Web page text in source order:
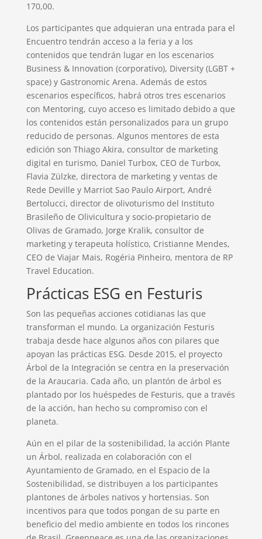
170,00.
Los participantes que adquieran una entrada para el
Encuentro tendrán acceso a la feria y a los
contenidos que tendrán lugar en los escenarios
Business & Innovation (corporativo), Diversity (LGBT +
space) y Gastronomic Arena. Además de estos
escenarios específicos, habrá otros tres escenarios
con Mentoring, cuyo acceso es limitado debido a que
los contenidos están personalizados para un grupo
reducido de personas. Algunos mentores de esta
edición son Thiago Akira, consultor de marketing
digital en turismo, Daniel Turbox, CEO de Turbox,
Flavia Zülzke, directora de marketing y ventas de
Rede Deville y Marriot Sao Paulo Airport, André
Bertolucci, director de olivoturismo del Instituto
Brasileño de Olivicultura y socio-propietario de
Olivas de Gramado, Jorge Kralik, consultor de
marketing y terapeuta holístico, Cristianne Mendes,
CEO de Viajar Mais, Rogéria Pinheiro, mentora de RP
Travel Education.
Prácticas ESG en Festuris
Son las pequeñas acciones cotidianas las que
transforman el mundo. La organización Festuris
trabaja desde hace algunos años con pilares que
apoyan las prácticas ESG. Desde 2015, el proyecto
Árbol de la Integración se centra en la preservación
de la Araucaria. Cada año, un plantón de árbol es
plantado por los huéspedes de Festuris, que a través
de la acción, han hecho su compromiso con el
planeta.
Aún en el pilar de la sostenibilidad, la acción Plante
un Árbol, realizada en colaboración con el
Ayuntamiento de Gramado, en el Espacio de la
Sostenibilidad, se distribuyen a los participantes
plantones de árboles nativos y hortensias. Son
incentivos para que todos pongan de su parte en
beneficio del medio ambiente en todos los rincones